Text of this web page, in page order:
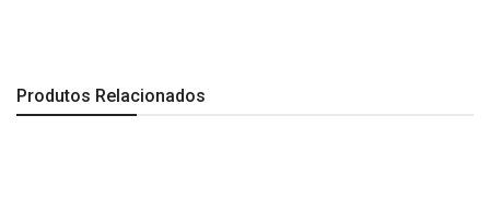
LINHA: Thesi Up
Produtos Relacionados